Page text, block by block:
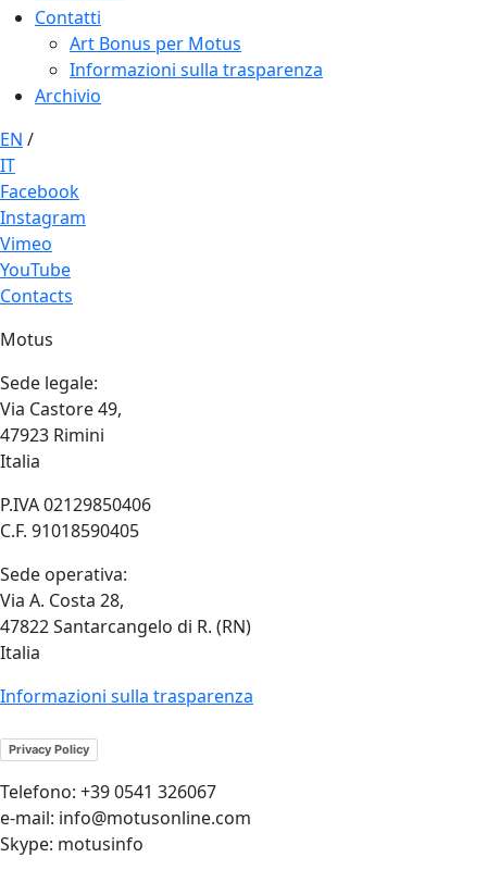
Contatti
Art Bonus per Motus
Informazioni sulla trasparenza
Archivio
EN /
IT
Facebook
Instagram
Vimeo
YouTube
Contacts
Motus
Sede legale:
Via Castore 49,
47923 Rimini
Italia
P.IVA 02129850406
C.F. 91018590405
Sede operativa:
Via A. Costa 28,
47822 Santarcangelo di R. (RN)
Italia
Informazioni sulla trasparenza
Privacy Policy
Telefono: +39 0541 326067
e-mail: info@motusonline.com
Skype: motusinfo